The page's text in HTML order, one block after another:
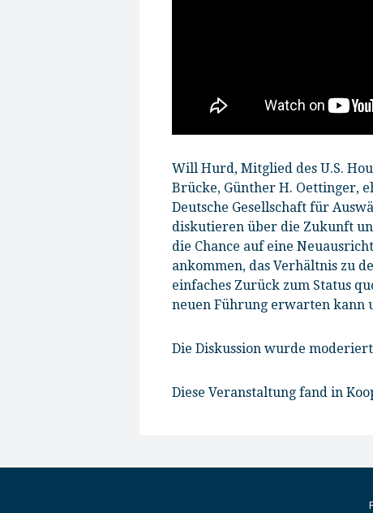
Will Hurd, Mitglied des U.S.
Brücke, Günther H. Oettinger,
Deutsche Gesellschaft für
diskutieren über die Zukunft
die Chance auf eine
ankommen, das Verhältnis zu
einfaches Zurück zum Status
neuen Führung erwarten kann
Die Diskussion wurde
Diese Veranstaltung fand in